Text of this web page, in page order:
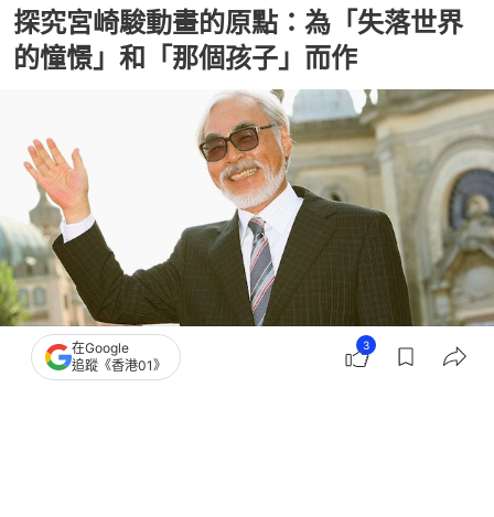
探究宮崎駿動畫的原點：為「失落世界
的憧憬」和「那個孩子」而作
撰文：典藏藝術家庭
在Google
追蹤《香港01》
3